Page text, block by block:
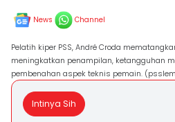
News Channel
Pelatih kiper PSS, André Croda
meningkatkan penampilan, ketangguhan
pembenahan aspek teknis pemain.
Intinya Sih